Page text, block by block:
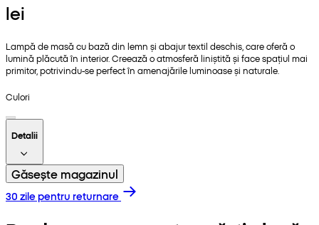
lei
Lampă de masă cu bază din lemn și abajur textil deschis, care oferă o
lumină plăcută în interior. Creează o atmosferă liniștită și face spațiul mai
primitor, potrivindu-se perfect în amenajările luminoase și naturale.
Culori
Detalii
Găsește magazinul
30 zile pentru returnare